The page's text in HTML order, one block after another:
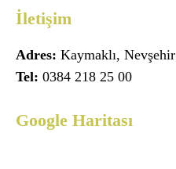
İletişim
Adres: Kaymaklı, Nevşehir
Tel: 0384 218 25 00
Google Haritası